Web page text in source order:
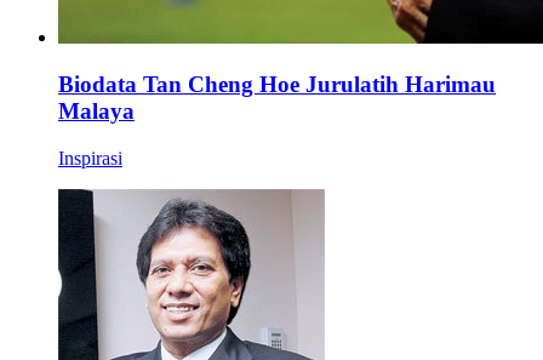
Biodata Tan Cheng Hoe Jurulatih Harimau
Malaya
Inspirasi